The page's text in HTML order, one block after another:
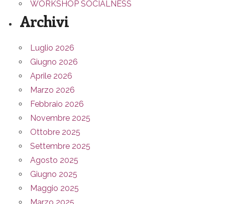
WORKSHOP SOCIALNESS
Archivi
Luglio 2026
Giugno 2026
Aprile 2026
Marzo 2026
Febbraio 2026
Novembre 2025
Ottobre 2025
Settembre 2025
Agosto 2025
Giugno 2025
Maggio 2025